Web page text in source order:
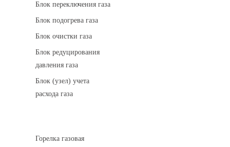
Блок переключения газа
Блок подогрева газа
Блок очистки газа
Блок редуцирования
давления газа
Блок (узел) учета
расхода газа
Горелка газовая